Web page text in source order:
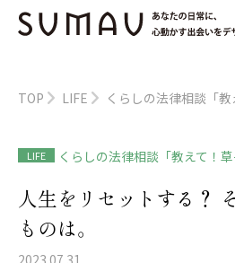
TOP LIFE くらしの法律相談「教
LIFE くらしの法律相談「教えて！草
人生をリセットする？
ものは。
2023.07.31